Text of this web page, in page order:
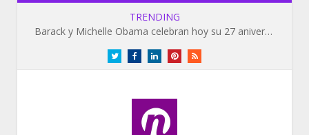
TRENDING
Barack y Michelle Obama celebran hoy su 27 aniversario de bodas
TwitterFacebookLinkedInPinterestRSS